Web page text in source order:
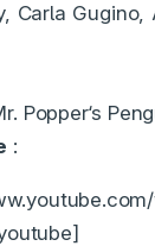
Carla Gugino,
Popper‘s
: